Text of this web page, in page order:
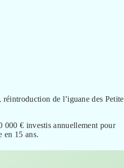
de l’iguane des
000 € investis annuellement pour
en 15 ans.